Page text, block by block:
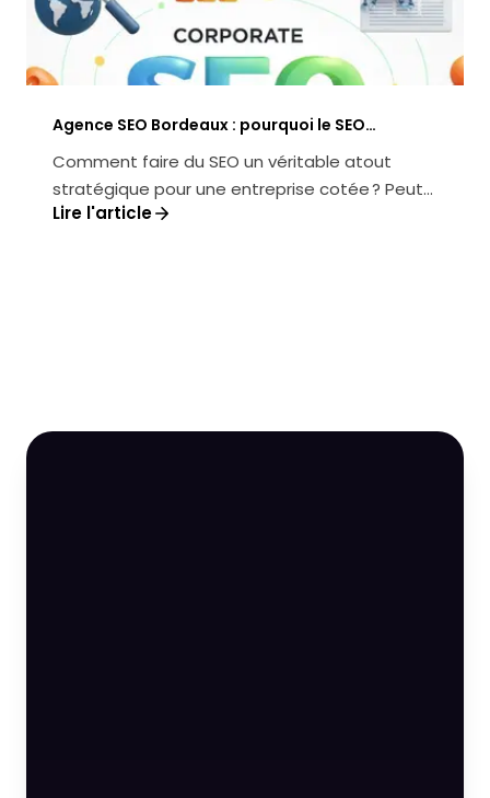
Agence SEO Bordeaux : pourquoi le SEO
corporate est la clé des entreprises cotées
Comment faire du SEO un véritable atout
stratégique pour une entreprise cotée ? Peut-
on transformer la visibilité en lig...
Lire l'article